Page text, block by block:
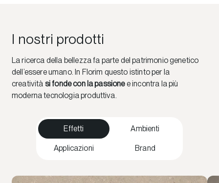
I nostri prodotti
La ricerca della bellezza fa parte del patrimonio genetico
dell’essere umano. In Florim questo istinto per la
creatività si fonde con la passionee incontra la più
moderna tecnologia produttiva.
Effetti Ambienti
Applicazioni Brand